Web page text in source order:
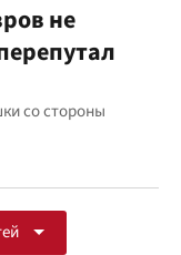
не
со стороны